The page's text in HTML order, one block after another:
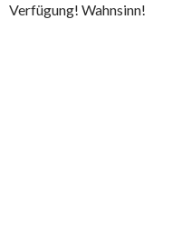
Verfügung! Wahnsinn!